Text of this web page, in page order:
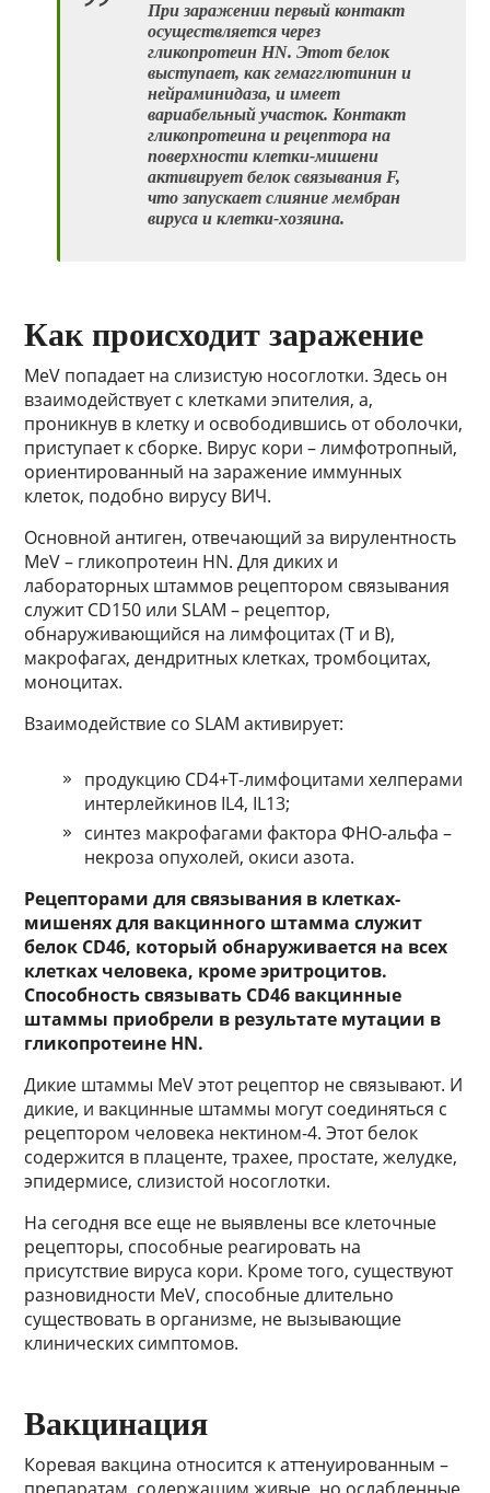
При заражении первый контакт
осуществляется через
гликопротеин HN. Этот белок
выступает, как гемагглютинин и
нейраминидаза, и имеет
вариабельный участок. Контакт
гликопротеина и рецептора на
поверхности клетки-мишени
активирует белок связывания F,
что запускает слияние мембран
вируса и клетки-хозяина.
Как происходит заражение
MeV попадает на слизистую носоглотки. Здесь он
взаимодействует с клетками эпителия, а,
проникнув в клетку и освободившись от оболочки,
приступает к сборке. Вирус кори – лимфотропный,
ориентированный на заражение иммунных
клеток, подобно вирусу ВИЧ.
Основной антиген, отвечающий за вирулентность
MeV – гликопротеин HN. Для диких и
лабораторных штаммов рецептором связывания
служит CD150 или SLAM – рецептор,
обнаруживающийся на лимфоцитах (Т и В),
макрофагах, дендритных клетках, тромбоцитах,
моноцитах.
Взаимодействие со SLAM активирует:
продукцию CD4+Т-лимфоцитами хелперами
интерлейкинов IL4, IL13;
синтез макрофагами фактора ФНО-альфа –
некроза опухолей, окиси азота.
Рецепторами для связывания в клетках-
мишенях для вакцинного штамма служит
белок CD46, который обнаруживается на всех
клетках человека, кроме эритроцитов.
Способность связывать CD46 вакцинные
штаммы приобрели в результате мутации в
гликопротеине HN.
Дикие штаммы MeV этот рецептор не связывают. И
дикие, и вакцинные штаммы могут соединяться с
рецептором человека нектином-4. Этот белок
содержится в плаценте, трахее, простате, желудке,
эпидермисе, слизистой носоглотки.
На сегодня все еще не выявлены все клеточные
рецепторы, способные реагировать на
присутствие вируса кори. Кроме того, существуют
разновидности MeV, способные длительно
существовать в организме, не вызывающие
клинических симптомов.
Вакцинация
Коревая вакцина относится к аттенуированным –